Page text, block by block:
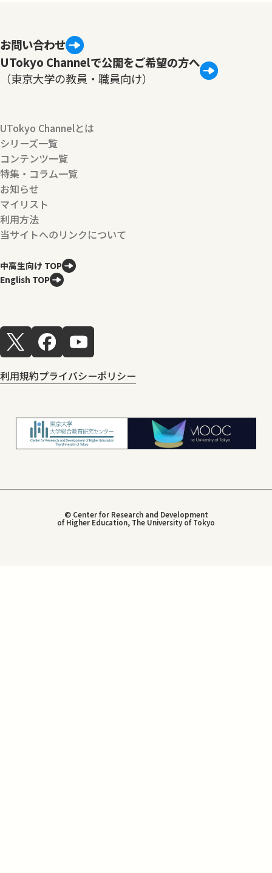
お問い合わせ
UTokyo Channelで公開をご希望の方へ
（東京大学の教員・職員向け）
UTokyo Channelとは
シリーズ一覧
コンテンツ一覧
特集・コラム一覧
お知らせ
マイリスト
利用方法
当サイトへのリンクについて
中高生向け TOP
English TOP
利用規約プライバシーポリシー
© Center for Research and Development
of Higher Education, The University of Tokyo